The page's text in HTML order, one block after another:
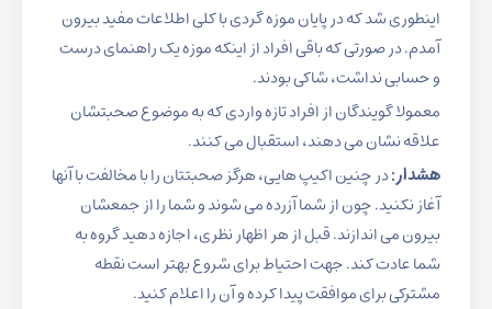
اینطوری شد که در پایان موزه گردی با کلی اطلاعات مفید بیرون
آمدم. در صورتی که باقی افراد از اینکه موزه یک راهنمای درست
و حسابی نداشت، شاکی بودند.
معمولا گویندگان از افراد تازه واردی که به موضوع صحبتشان
علاقه نشان می دهند، استقبال می کنند.
هشدار:در چنین اکیپ هایی، هرگز صحبتتان را با مخالفت با آنها
آغاز نکنید. چون از شما آزرده می شوند و شما را از جمعشان
بیرون می اندازند. قبل از هر اظهار نظری، اجازه دهید گروه به
شما عادت کند. جهت احتیاط برای شروع بهتر است نقطه
مشترکی برای موافقت پیدا کرده و آن را اعلام کنید.